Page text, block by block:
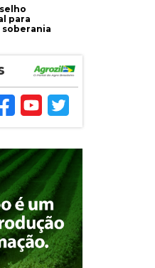
para